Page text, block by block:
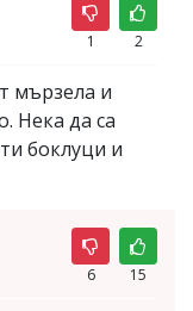
1 2
мързела и
Нека да са
боклуци и
6 15